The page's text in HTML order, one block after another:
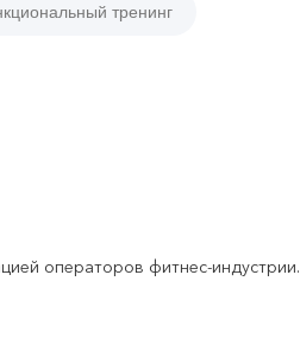
тренинг
операторов фитнес-индустрии.